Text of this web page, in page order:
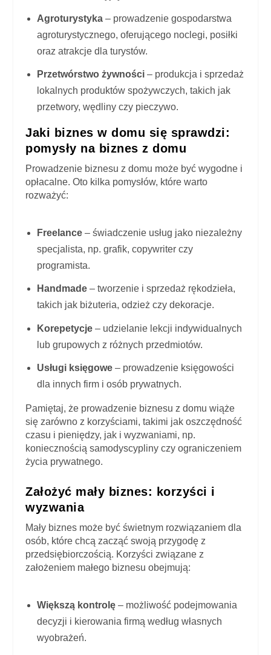
Agroturystyka– prowadzenie gospodarstwa
agroturystycznego, oferującego noclegi, posiłki
oraz atrakcje dla turystów.
Przetwórstwo żywności– produkcja i sprzedaż
lokalnych produktów spożywczych, takich jak
przetwory, wędliny czy pieczywo.
Jaki biznes w domu się sprawdzi:
pomysły na biznes z domu
Prowadzenie biznesu z domu może być wygodne i
opłacalne. Oto kilka pomysłów, które warto
rozważyć:
Freelance– świadczenie usług jako niezależny
specjalista, np. grafik, copywriter czy
programista.
Handmade– tworzenie i sprzedaż rękodzieła,
takich jak biżuteria, odzież czy dekoracje.
Korepetycje– udzielanie lekcji indywidualnych
lub grupowych z różnych przedmiotów.
Usługi księgowe– prowadzenie księgowości
dla innych firm i osób prywatnych.
Pamiętaj, że prowadzenie biznesu z domu wiąże
się zarówno z korzyściami, takimi jak oszczędność
czasu i pieniędzy, jak i wyzwaniami, np.
koniecznością samodyscypliny czy ograniczeniem
życia prywatnego.
Założyć mały biznes: korzyści i
wyzwania
Mały biznes może być świetnym rozwiązaniem dla
osób, które chcą zacząć swoją przygodę z
przedsiębiorczością. Korzyści związane z
założeniem małego biznesu obejmują:
Większą kontrolę– możliwość podejmowania
decyzji i kierowania firmą według własnych
wyobrażeń.